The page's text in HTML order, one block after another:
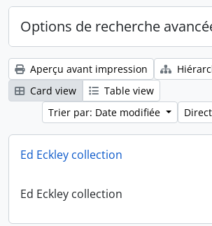
Options de recherche
Aperçu avant impression
Card view
Table view
Trier par: Date modifiée
Ed Eckley collection
Ed Eckley collection